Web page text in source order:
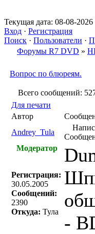
Текущая дата: 08-08-2026
Вход · Регистрация
Поиск · Пользователи ·
Форумы R7 DVD »
Вопрос по блюреям.
Всего сообщений:
Для печати
Автор
Andrey_Tula
Модератор
Регистрация:
30.05.2005
Сообщений:
2390
Откуда: Тула
-